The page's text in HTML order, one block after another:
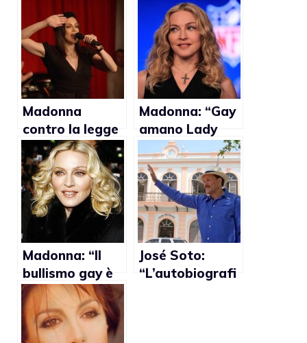
Madonna
contro la legge
omofoba di San
Pietroburgo
Madonna: “Gay
amano Lady
Gaga? Mica è
Britney Spears”
Madonna: “Il
bullismo gay è
come
l’Olocausto”
José Soto:
“L’autobiografi